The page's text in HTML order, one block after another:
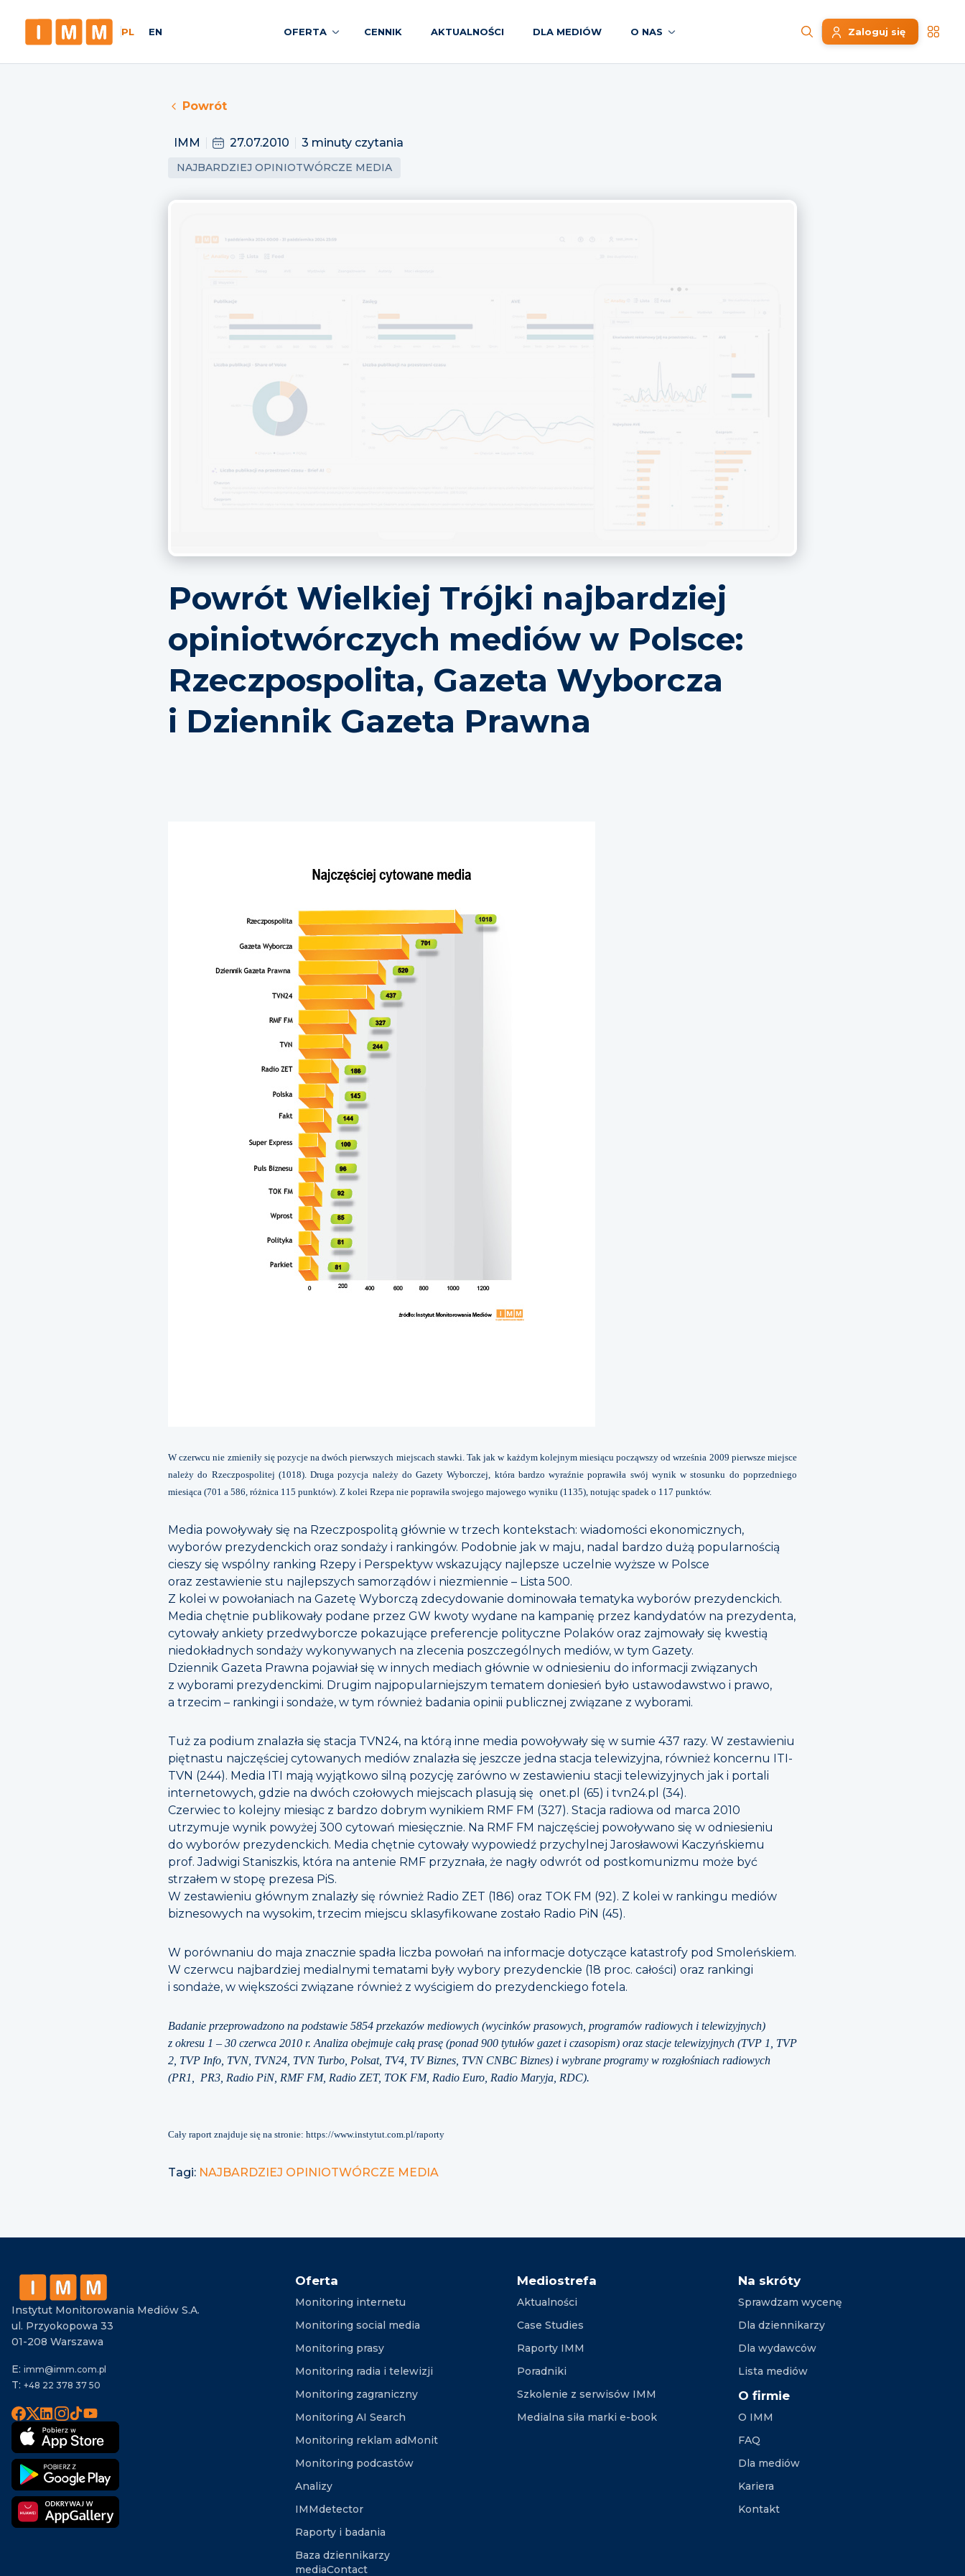
PL EN OFERTA CENNIK AKTUALNOŚCI DLA MEDIÓW O NAS Zaloguj się
Powrót
IMM 27.07.2010 3 minuty czytania
NAJBARDZIEJ OPINIOTWÓRCZE MEDIA
Powrót Wielkiej Trójki najbardziej
opiniotwórczych mediów w Polsce:
Rzeczpospolita, Gazeta Wyborcza
i Dziennik Gazeta Prawna
W czerwcu nie zmieniły się pozycje na dwóch pierwszych miejscach stawki. Tak jak w każdym kolejnym miesiącu począwszy od września 2009 pierwsze miejsce
należy do Rzeczpospolitej (1018). Druga pozycja należy do Gazety Wyborczej, która bardzo wyraźnie poprawiła swój wynik w stosunku do poprzedniego
miesiąca (701 a 586, różnica 115 punktów). Z kolei Rzepa nie poprawiła swojego majowego wyniku (1135), notując spadek o 117 punktów.
Media powoływały się na Rzeczpospolitą głównie w trzech kontekstach: wiadomości ekonomicznych,
wyborów prezydenckich oraz sondaży i rankingów. Podobnie jak w maju, nadal bardzo dużą popularnością
cieszy się wspólny ranking Rzepy i Perspektyw wskazujący najlepsze uczelnie wyższe w Polsce
oraz zestawienie stu najlepszych samorządów i niezmiennie – Lista 500.
Z kolei w powołaniach na Gazetę Wyborczą zdecydowanie dominowała tematyka wyborów prezydenckich.
Media chętnie publikowały podane przez GW kwoty wydane na kampanię przez kandydatów na prezydenta,
cytowały ankiety przedwyborcze pokazujące preferencje polityczne Polaków oraz zajmowały się kwestią
niedokładnych sondaży wykonywanych na zlecenia poszczególnych mediów, w tym Gazety.
Dziennik Gazeta Prawna pojawiał się w innych mediach głównie w odniesieniu do informacji związanych
z wyborami prezydenckimi. Drugim najpopularniejszym tematem doniesień było ustawodawstwo i prawo,
a trzecim – rankingi i sondaże, w tym również badania opinii publicznej związane z wyborami.
Tuż za podium znalazła się stacja TVN24, na którą inne media powoływały się w sumie 437 razy. W zestawieniu
piętnastu najczęściej cytowanych mediów znalazła się jeszcze jedna stacja telewizyjna, również koncernu ITI-
TVN (244). Media ITI mają wyjątkowo silną pozycję zarówno w zestawieniu stacji telewizyjnych jak i portali
internetowych, gdzie na dwóch czołowych miejscach plasują się onet.pl (65) i tvn24.pl (34).
Czerwiec to kolejny miesiąc z bardzo dobrym wynikiem RMF FM (327). Stacja radiowa od marca 2010
utrzymuje wynik powyżej 300 cytowań miesięcznie. Na RMF FM najczęściej powoływano się w odniesieniu
do wyborów prezydenckich. Media chętnie cytowały wypowiedź przychylnej Jarosławowi Kaczyńskiemu
prof. Jadwigi Staniszkis, która na antenie RMF przyznała, że nagły odwrót od postkomunizmu może być
strzałem w stopę prezesa PiS.
W zestawieniu głównym znalazły się również Radio ZET (186) oraz TOK FM (92). Z kolei w rankingu mediów
biznesowych na wysokim, trzecim miejscu sklasyfikowane zostało Radio PiN (45).
W porównaniu do maja znacznie spadła liczba powołań na informacje dotyczące katastrofy pod Smoleńskiem.
W czerwcu najbardziej medialnymi tematami były wybory prezydenckie (18 proc. całości) oraz rankingi
i sondaże, w większości związane również z wyścigiem do prezydenckiego fotela.
Badanie przeprowadzono na podstawie 5854 przekazów mediowych (wycinków prasowych, programów radiowych i telewizyjnych)
z okresu 1 – 30 czerwca 2010 r. Analiza obejmuje całą prasę (ponad 900 tytułów gazet i czasopism) oraz stacje telewizyjnych (TVP 1, TVP
2, TVP Info, TVN, TVN24, TVN Turbo, Polsat, TV4, TV Biznes, TVN CNBC Biznes) i wybrane programy w rozgłośniach radiowych
(PR1, PR3, Radio PiN, RMF FM, Radio ZET, TOK FM, Radio Euro, Radio Maryja, RDC).
Cały raport znajduje się na stronie: https://www.instytut.com.pl/raporty
Tagi: NAJBARDZIEJ OPINIOTWÓRCZE MEDIA
Instytut Monitorowania Mediów S.A.
ul. Przyokopowa 33
01-208 Warszawa
E: imm@imm.com.pl
T: +48 22 378 37 50
Oferta
Monitoring internetu
Monitoring social media
Monitoring prasy
Monitoring radia i telewizji
Monitoring zagraniczny
Monitoring AI Search
Monitoring reklam adMonit
Monitoring podcastów
Analizy
IMMdetector
Raporty i badania
Baza dziennikarzy
mediaContact
Mediostrefa
Aktualności
Case Studies
Raporty IMM
Poradniki
Szkolenie z serwisów IMM
Medialna siła marki e-book
Na skróty
Sprawdzam wycenę
Dla dziennikarzy
Dla wydawców
Lista mediów
O firmie
O IMM
FAQ
Dla mediów
Kariera
Kontakt